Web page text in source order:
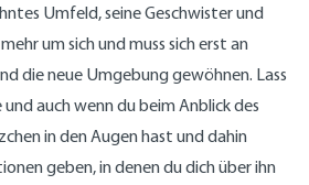
Umfeld, seine Geschwister und
um sich und muss sich erst an
die neue Umgebung gewöhnen. Lass
auch wenn du beim Anblick des
in den Augen hast und dahin
geben, in denen du dich über ihn